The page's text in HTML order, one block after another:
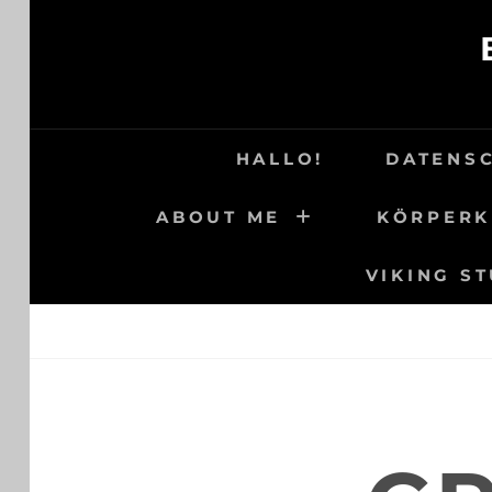
HALLO!
ABOUT ME
VIKING